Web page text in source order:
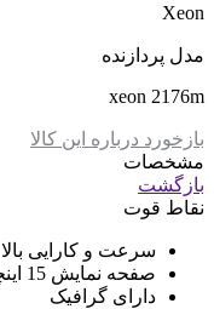
Xeon
مدل پردازنده
xeon 2176m
بازخورد درباره این کالا
مشخصات
بازگشت
نقاط قوت
سرعت و کارایی بالا
صفحه نمایش 15 اینچی با کیفیت
دارای گرافیک